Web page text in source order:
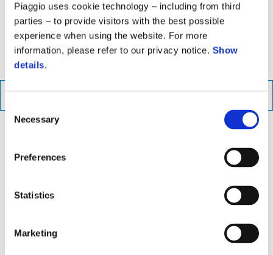
Piaggio uses cookie technology – including from third
parties – to provide visitors with the best possible
experience when using the website. For more
information, please refer to our privacy notice. Show
details.
Selection
Necessary
Preferences
Statistics
Marketing
vezici daju odlučujući izgled prednjem kraju, dok ostaju verni
prijatno nežnom stilu koji je sinonim za Piaggio Liberty.